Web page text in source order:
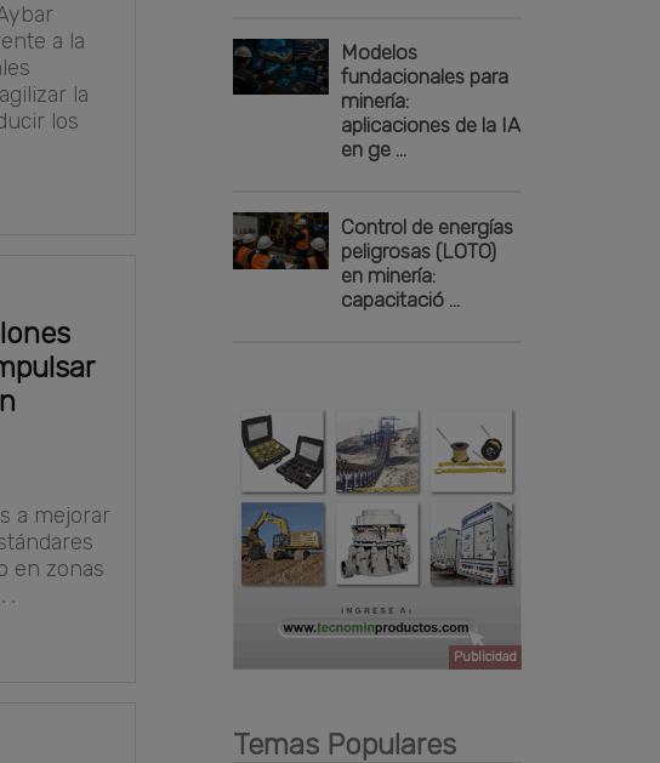
a la
la
los
a mejorar
en zonas
.
Modelos
fundacionales para
minería:
aplicaciones de la IA
en ge ...
Control de energías
peligrosas (LOTO)
en minería:
capacitació ...
Publicidad
Temas Populares